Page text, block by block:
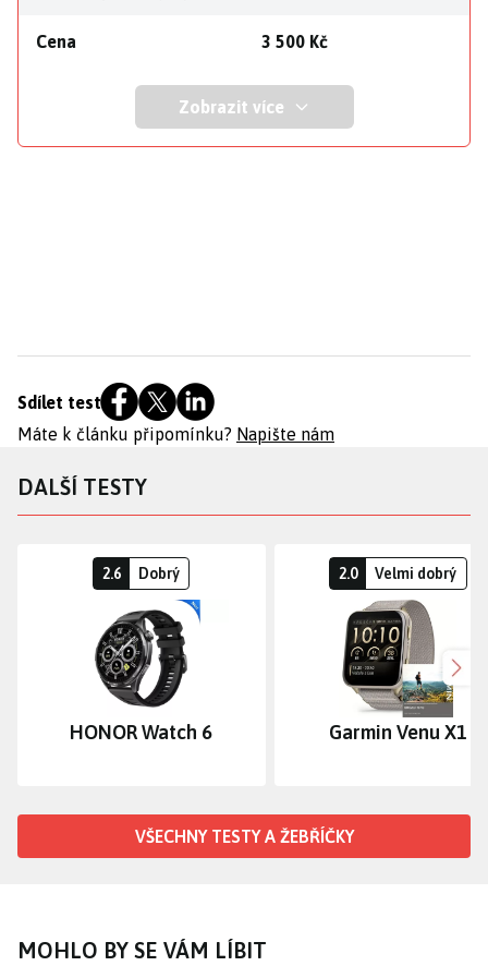
Cena 3 500 Kč
Zobrazit více
Sdílet test
Máte k článku připomínku? Napište nám
DALŠÍ TESTY
2.6 Dobrý
HONOR Watch 6
2.0 Velmi dobrý
Garmin Venu X1
VŠECHNY TESTY A ŽEBŘÍČKY
MOHLO BY SE VÁM LÍBIT